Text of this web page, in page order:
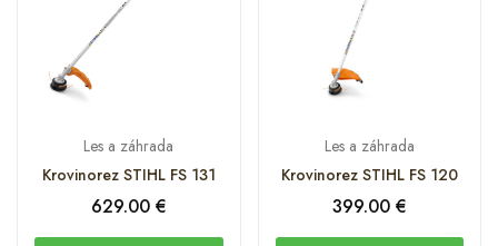
Les a záhrada
Krovinorez STIHL FS 131
629.00 €
Les a záhrada
Krovinorez STIHL FS 120
399.00 €